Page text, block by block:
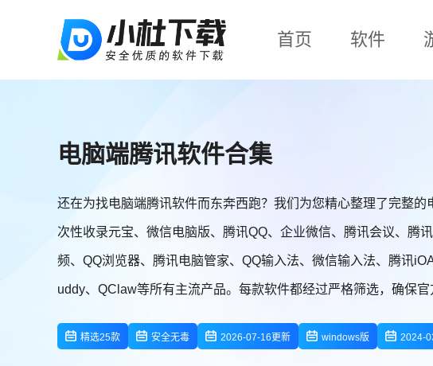
首页 软件
电脑端腾讯软件合集
还在为找电脑端腾讯软件而东奔西跑？我们为您精心整理了完整的
次性收录元宝、微信电脑版、腾讯QQ、企业微信、腾讯会议、腾
频、QQ浏览器、腾讯电脑管家、QQ输入法、微信输入法、腾讯
uddy、QClaw等所有主流产品。每款软件都经过严格筛选，确保
省力。
精选25款 安全无毒 2026-07-16更新 windows版 2024-